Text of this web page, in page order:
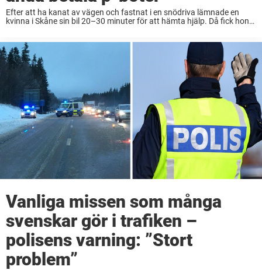
Efter att ha kanat av vägen och fastnat i en snödriva lämnade en
kvinna i Skåne sin bil 20–30 minuter för att hämta hjälp. Då fick hon
Vanliga missen som många
svenskar gör i trafiken –
polisens varning: ”Stort
problem”